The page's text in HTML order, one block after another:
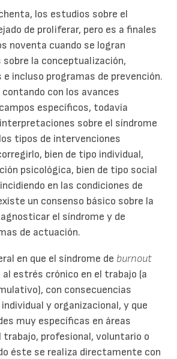
los estudios sobre el
de proliferar, pero es a finales
noventa cuando se logran
sobre la conceptualización,
incluso programas de prevención.
contando con los avances
específicos, todavía
sobre el síndrome
tipos de intervenciones
bien de tipo individual,
psicológica, bien de tipo social
en las condiciones de
un consenso básico sobre la
el síndrome y de
de actuación.
en que el síndrome de burnout
estrés crónico en el trabajo (a
con consecuencias
y organizacional, y que
muy específicas en áreas
trabajo, profesional, voluntario o
éste se realiza directamente con